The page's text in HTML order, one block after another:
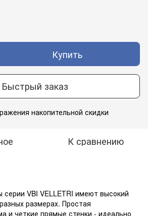
Купить
Быстрый заказ
накопительной скидки
К сравнению
серии VBI VELLETRI имеют высокий
размерах. Простая
и четкие прямые стенки - идеально